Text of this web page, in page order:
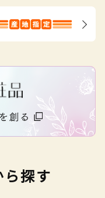
探す